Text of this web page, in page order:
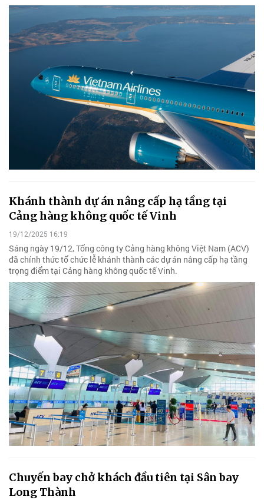
Khánh thành dự án nâng cấp hạ tầng tại
Cảng hàng không quốc tế Vinh
19/12/2025 16:19
Sáng ngày 19/12, Tổng công ty Cảng hàng không Việt Nam (ACV)
đã chính thức tổ chức lễ khánh thành các dự án nâng cấp hạ tầng
trọng điểm tại Cảng hàng không quốc tế Vinh.
Chuyến bay chở khách đầu tiên tại Sân bay
Long Thành